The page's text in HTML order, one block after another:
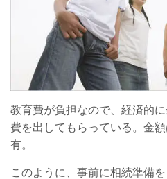
教育費が負担なので、経済的
費を出してもらっている。 金
有。
このように、事前に相続準備